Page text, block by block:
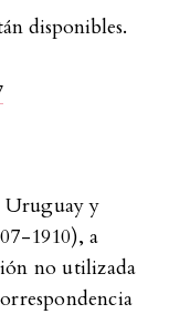
Uruguay y
1910), a
no utilizada
disponibles.